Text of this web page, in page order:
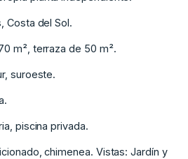
Costa del Sol.
m², terraza de 50 m².
suroeste.
piscina privada.
chimenea. Vistas: Jardín y